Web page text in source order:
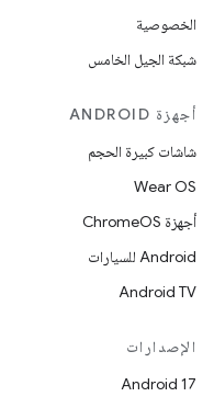
الخصوصية
شبكة الجيل الخامس
أجهزة ANDROID
شاشات كبيرة الحجم
Wear OS
أجهزة ChromeOS
Android للسيارات
Android TV
الإصدارات
Android 17